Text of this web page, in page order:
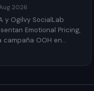
2026
y Ogilvy SocialLab
Emotional Pricing,
campaña OOH en